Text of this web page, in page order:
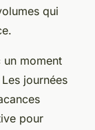
qui
un moment
journées
pour